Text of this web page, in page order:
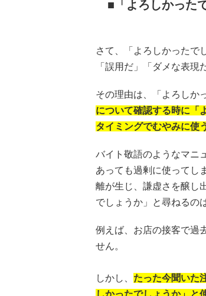
「よろしかった
さて、「よろしかったで
「誤用だ」「ダメな表
その理由は、「よろしか
について確認する時に「
タイミングでむやみに使
バイト敬語のようなマニ
あっても過剰に使ってし
離が生じ、謙虚さを醸し
でしょうか」と尋ねるの
例えば、お店の接客で過
せん。
しかし、 たった今聞いた
しかったでしょうか」と